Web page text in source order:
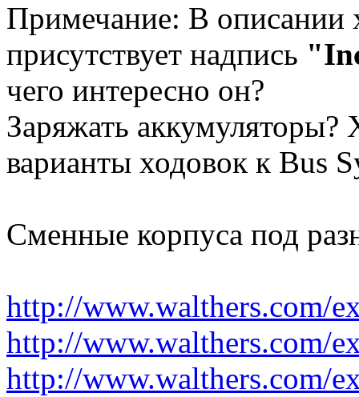
Примечание: В описании
присутствует надпись
чего интересно он?
Заряжать аккумуляторы?
варианты ходовок к Bus
Сменные корпуса под
http://www.walthers.com/
http://www.walthers.com/
http://www.walthers.com/